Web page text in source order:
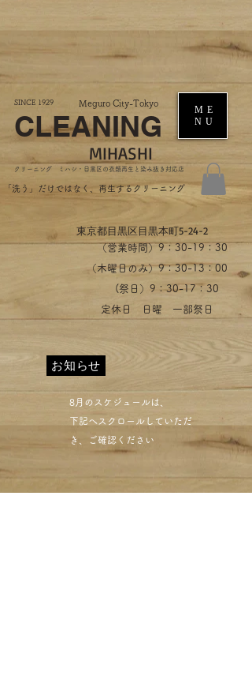
SINCE 1929
CLEANING
Meguro City-Tokyo
MIHASHI
​クリーニング ミハシ・目黒区の衣類再生と染み抜き対応店
ME
NU
​東京都目黒区目黒本町5-24-2
（営業時間）​9：30-19：30
（木曜日のみ）9：30-13：00
​(祭日）9：30-17：30
​定休日 日曜 一部祭日
お知らせ
​8月のスケジュールは、
下記へスクロールしていただ
き、ご確認ください​
​「洗う」だけではなく、再生するクリーニング